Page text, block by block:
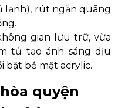
lạnh), rút ngắn quãng
gian lưu trữ, vừa
tủ tạo ánh sáng dịu
bật bề mặt acrylic.
quyện